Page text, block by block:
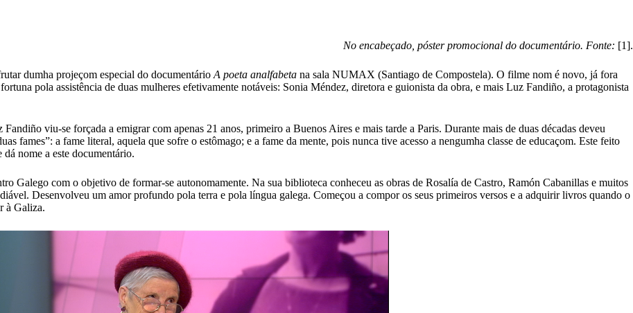
No encabeçado, póster promocional do documentário. Fonte: [1].
dumha projeçom especial do documentário A poeta analfabeta na sala NUMAX (Santiago de Compostela). O filme nom é novo, já fora
pola assistência de duas mulheres efetivamente notáveis: Sonia Méndez, diretora e guionista da obra, e mais Luz Fandiño, a protagonista
viu-se forçada a emigrar com apenas 21 anos, primeiro a Buenos Aires e mais tarde a Paris. Durante mais de duas décadas deveu
fames”: a fame literal, aquela que sofre o estômago; e a fame da mente, pois nunca tive acesso a nengumha classe de educaçom. Este feito
nome a este documentário.
Galego com o objetivo de formar-se autonomamente. Na sua biblioteca conheceu as obras de Rosalía de Castro, Ramón Cabanillas e muitos
Desenvolveu um amor profundo pola terra e pola língua galega. Começou a compor os seus primeiros versos e a adquirir livros quando o
à Galiza.